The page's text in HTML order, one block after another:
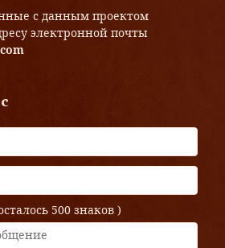
с данным проектом
электронной почты
500 знаков )